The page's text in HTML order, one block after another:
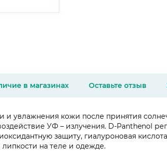
в магазинах Оставьте отзыв
и увлажнения кожи после принятия
УФ – излучения. D-Panthenol
защиту, гиалуроновая
на теле и одежде.